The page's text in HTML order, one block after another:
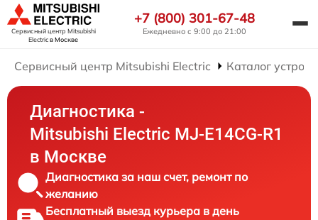
Сервисный центр Mitsubishi
Electricв Москве
+7 (800) 301-67-48
Ежедневно с 9:00 до 21:00
Сервисный центр Mitsubishi Electric Каталог
Диагностика -
Mitsubishi Electric MJ-E14CG-R1
в Москве
Диагностика за наш счет, ремонт по
желанию
Бесплатный выезд курьера в день